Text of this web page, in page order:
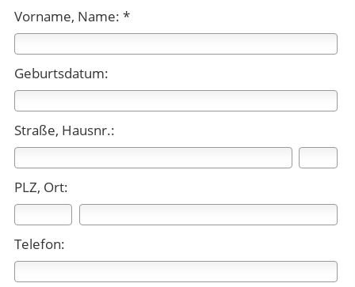
Vorname, Name: *
Geburtsdatum:
Straße, Hausnr.:
PLZ, Ort:
Telefon: